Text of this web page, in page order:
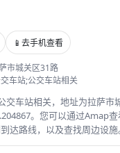
📱 去手机查看
市城关区31路
车站;公交车站相关
交车站相关，地址为拉萨市
。您可以通过Amap
达路线，以及查找周边设施